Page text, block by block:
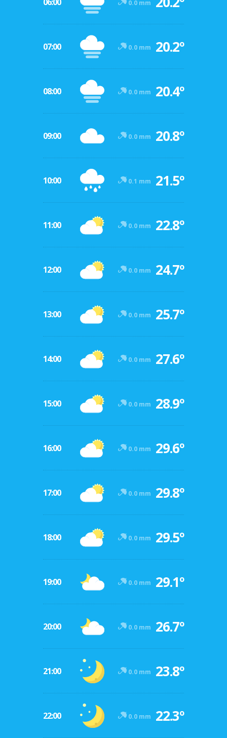
0.0 mm
07:00 0.0 mm 20.2º
08:00 0.0 mm 20.4º
09:00 0.0 mm 20.8º
10:00 0.1 mm 21.5º
11:00 0.0 mm 22.8º
12:00 0.0 mm 24.7º
13:00 0.0 mm 25.7º
14:00 0.0 mm 27.6º
15:00 0.0 mm 28.9º
16:00 0.0 mm 29.6º
17:00 0.0 mm 29.8º
18:00 0.0 mm 29.5º
19:00 0.0 mm 29.1º
20:00 0.0 mm 26.7º
21:00 0.0 mm 23.8º
22:00 0.0 mm 22.3º